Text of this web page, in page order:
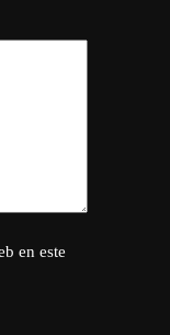
en este